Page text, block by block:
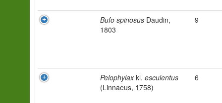
Bufo spinosus Daudin,
1803
9
Pelophylaxkl. esculentus
(Linnaeus, 1758)
6